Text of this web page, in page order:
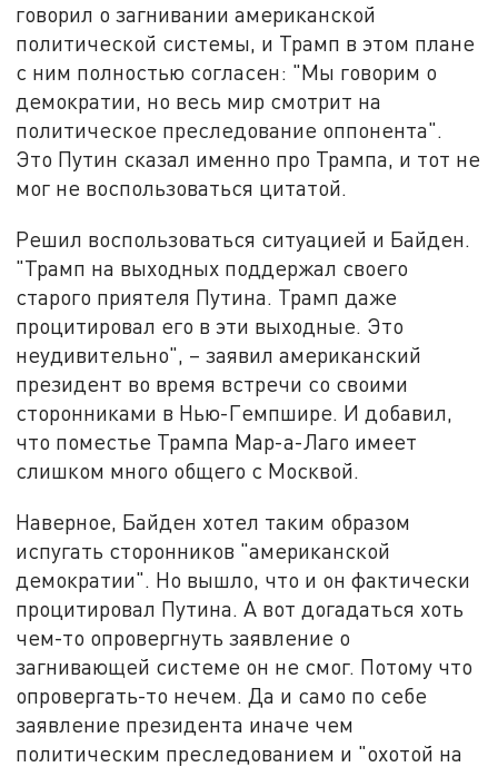
говорил о загнивании американской
политической системы, и Трамп в этом плане
с ним полностью согласен: "Мы говорим о
демократии, но весь мир смотрит на
политическое преследование оппонента".
Это Путин сказал именно про Трампа, и тот не
мог не воспользоваться цитатой.
Решил воспользоваться ситуацией и Байден.
"Трамп на выходных поддержал своего
старого приятеля Путина. Трамп даже
процитировал его в эти выходные. Это
неудивительно", – заявил американский
президент во время встречи со своими
сторонниками в Нью-Гемпшире. И добавил,
что поместье Трампа Мар-а-Лаго имеет
слишком много общего с Москвой.
Наверное, Байден хотел таким образом
испугать сторонников "американской
демократии". Но вышло, что и он фактически
процитировал Путина. А вот догадаться хоть
чем-то опровергнуть заявление о
загнивающей системе он не смог. Потому что
опровергать-то нечем. Да и само по себе
заявление президента иначе чем
политическим преследованием и "охотой на